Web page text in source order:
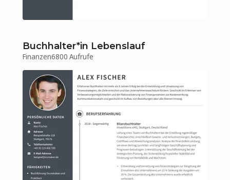
Buchhalter*in Lebenslauf
Finanzen6800 Aufrufe